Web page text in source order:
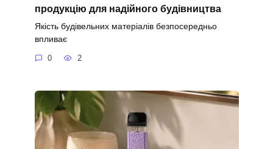
продукцію для надійного будівництва
Якість будівельних матеріалів безпосередньо
впливає
0 2